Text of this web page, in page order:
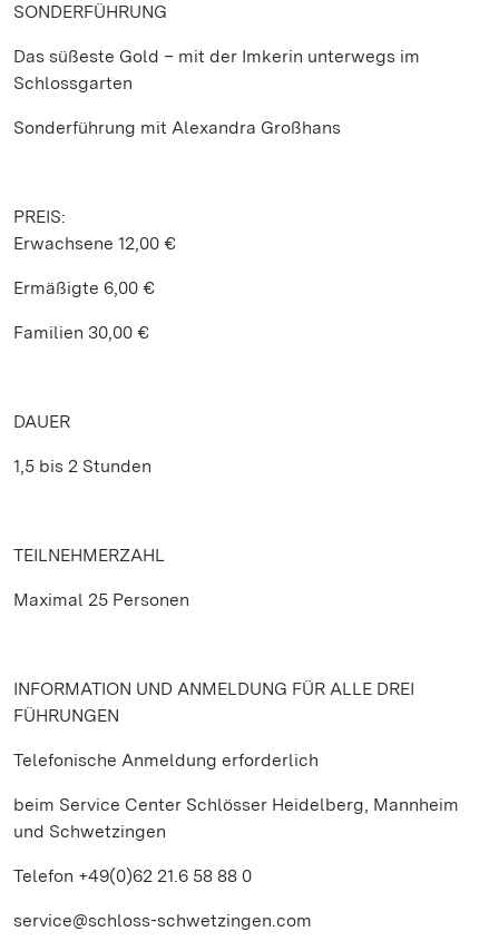
SONDERFÜHRUNG
Das süßeste Gold – mit der Imkerin unterwegs im
Schlossgarten
Sonderführung mit Alexandra Großhans
PREIS:
Erwachsene 12,00 €
Ermäßigte 6,00 €
Familien 30,00 €
DAUER
1,5 bis 2 Stunden
TEILNEHMERZAHL
Maximal 25 Personen
INFORMATION UND ANMELDUNG FÜR ALLE DREI
FÜHRUNGEN
Telefonische Anmeldung erforderlich
beim Service Center Schlösser Heidelberg, Mannheim
und Schwetzingen
Telefon +49(0)62 21.6 58 88 0
service@schloss-schwetzingen.com